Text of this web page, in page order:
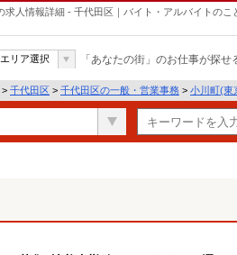
人情報詳細 - 千代田区｜バイト・アルバイトのこ
エリア選択 「あなたの街」のお仕事が探せ
> 千代田区 > 千代田区の一般・営業事務 > 小川町(東